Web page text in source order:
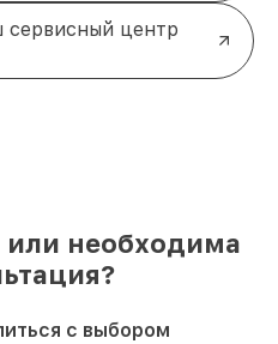
сервисный центр
или необходима
с выбором